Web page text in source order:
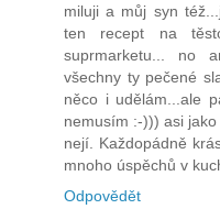
miluji a můj syn
ten recept na
suprmarketu... no
všechny ty pečené
něco i udělám...ale
nemusím :-))) asi
nejí. Každopádně
mnoho úspěchů v
Odpovědět